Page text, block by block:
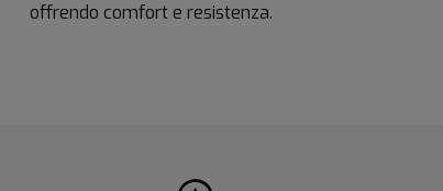
offrendo comfort e resistenza.